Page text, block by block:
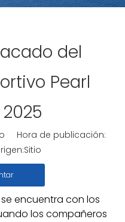
del
Pearl
Hora de publicación:
Sitio
encuentra con los
los compañeros